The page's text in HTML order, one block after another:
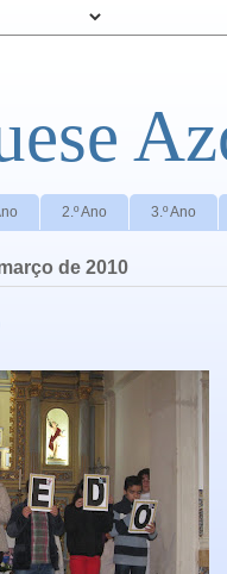
2.º Ano 3.º Ano
de 2010